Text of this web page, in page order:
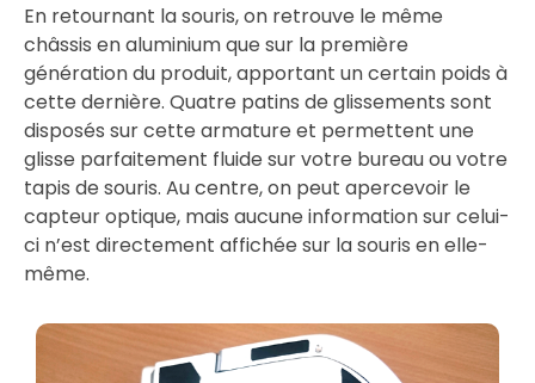
En retournant la souris, on retrouve le même
châssis en aluminium que sur la première
génération du produit, apportant un certain poids à
cette dernière. Quatre patins de glissements sont
disposés sur cette armature et permettent une
glisse parfaitement fluide sur votre bureau ou votre
tapis de souris. Au centre, on peut apercevoir le
capteur optique, mais aucune information sur celui-
ci n’est directement affichée sur la souris en elle-
même.